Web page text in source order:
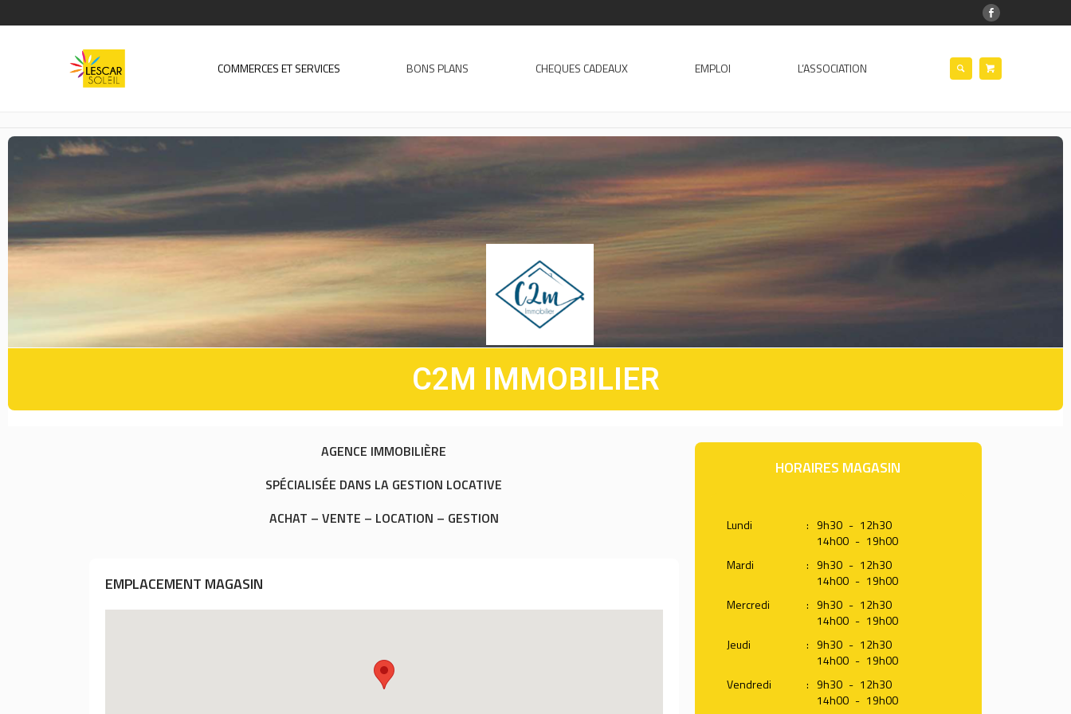
COMMERCES ET SERVICES BONS PLANS CHEQUES CADEAUX EMPLOI L’ASSOCIATION
C2M IMMOBILIER
AGENCE IMMOBILIÈRE
SPÉCIALISÉE DANS LA GESTION LOCATIVE
ACHAT – VENTE – LOCATION – GESTION
EMPLACEMENT MAGASIN
HORAIRES MAGASIN
Lundi : 9h30 - 12h30
14h00 - 19h00
Mardi
: 9h30 - 12h30
14h00 - 19h00
Mercredi
: 9h30 - 12h30
14h00 - 19h00
Jeudi
: 9h30 - 12h30
14h00 - 19h00
Vendredi
: 9h30 - 12h30
14h00 - 19h00